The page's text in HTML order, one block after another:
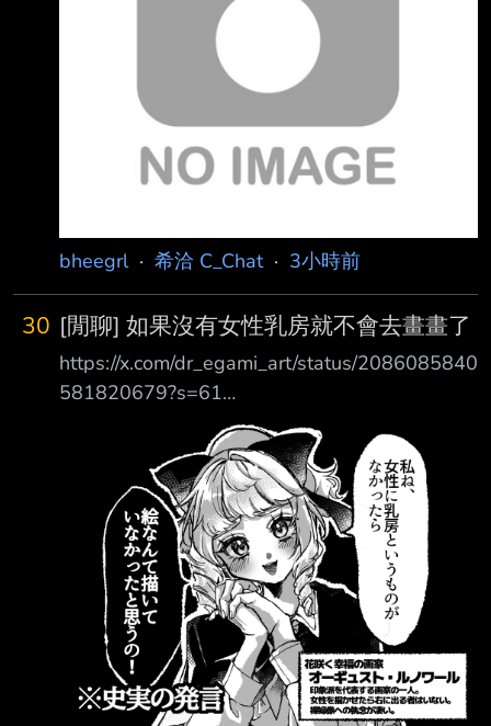
bheegrl· 希洽 C_Chat· 3小時前
30 [閒聊] 如果沒有女性乳房就不會去畫畫了
https://x.com/dr_egami_art/status/2086085840
581820679?s=61
https://i.imgur.com/E0eXaoY.png 「妳知道嗎，
如果女性沒有乳房這種東西的話，我大概就不會
去畫畫了！」 綻放幸福的畫家 奧古斯特·雷諾瓦
(Auguste Renoir) 印象派代表畫家之一。 在描繪
女性方面無人能出其右。 對裸體畫有著驚人的
執著。 https://i.imgur.com/Y0J0iec.png 皮耶-奧
古斯特·雷諾瓦（法語：Pierre-Aug